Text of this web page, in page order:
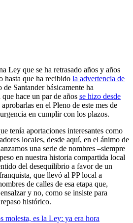
Ley que se ha retrasado años y años
hasta que ha recibido la advertencia de
Santander básicamente ha
hace un par de años se hizo desde
en el Pleno de este mes de
en cumplir con los plazos.
tenía aportaciones interesantes como
locales, desde aquí, en el ánimo de
una serie de nombres –siempre
en nuestra historia compartida local
del desequilibrio a favor de un
que llevó al PP local a
de calles de esa etapa que,
y no, como se insiste para
histórico.
molesta, es la Ley: ya era hora